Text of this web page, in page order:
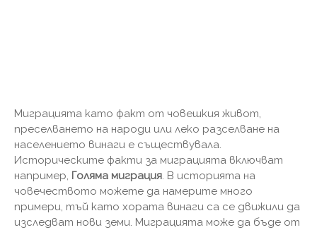
Миграцията като факт от човешкия живот,
преселването на народи или леко разселване на
населението винаги е съществувала.
Историческите факти за миграцията включват
например, Голяма миграция . В историята на
човечеството можете да намерите много
примери, тъй като хората винаги са се движили да
изследват нови земи. Миграцията може да бъде от